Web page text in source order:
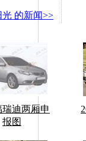
光 的新闻>>
瑞迪两厢申
报图